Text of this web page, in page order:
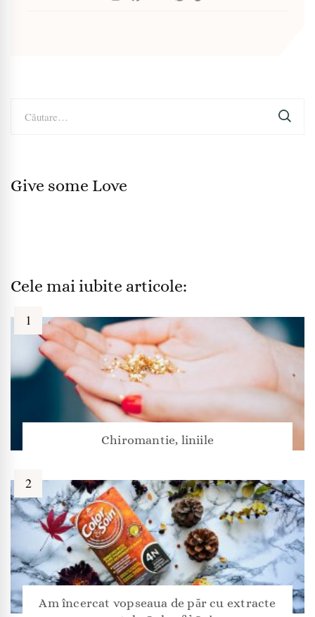
după:
Give some Love
Cele mai iubite articole:
Chiromantie, liniile
Am încercat vopseaua de păr cu extracte